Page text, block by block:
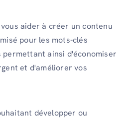
aider à créer un contenu
pour les mots-clés
permettant ainsi d'économiser
et d'améliorer vos
développer ou